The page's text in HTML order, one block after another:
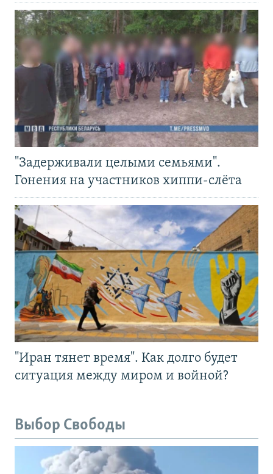
"Задерживали целыми семьями".
Гонения на участников хиппи-слёта
"Иран тянет время". Как долго будет
ситуация между миром и войной?
Выбор Свободы